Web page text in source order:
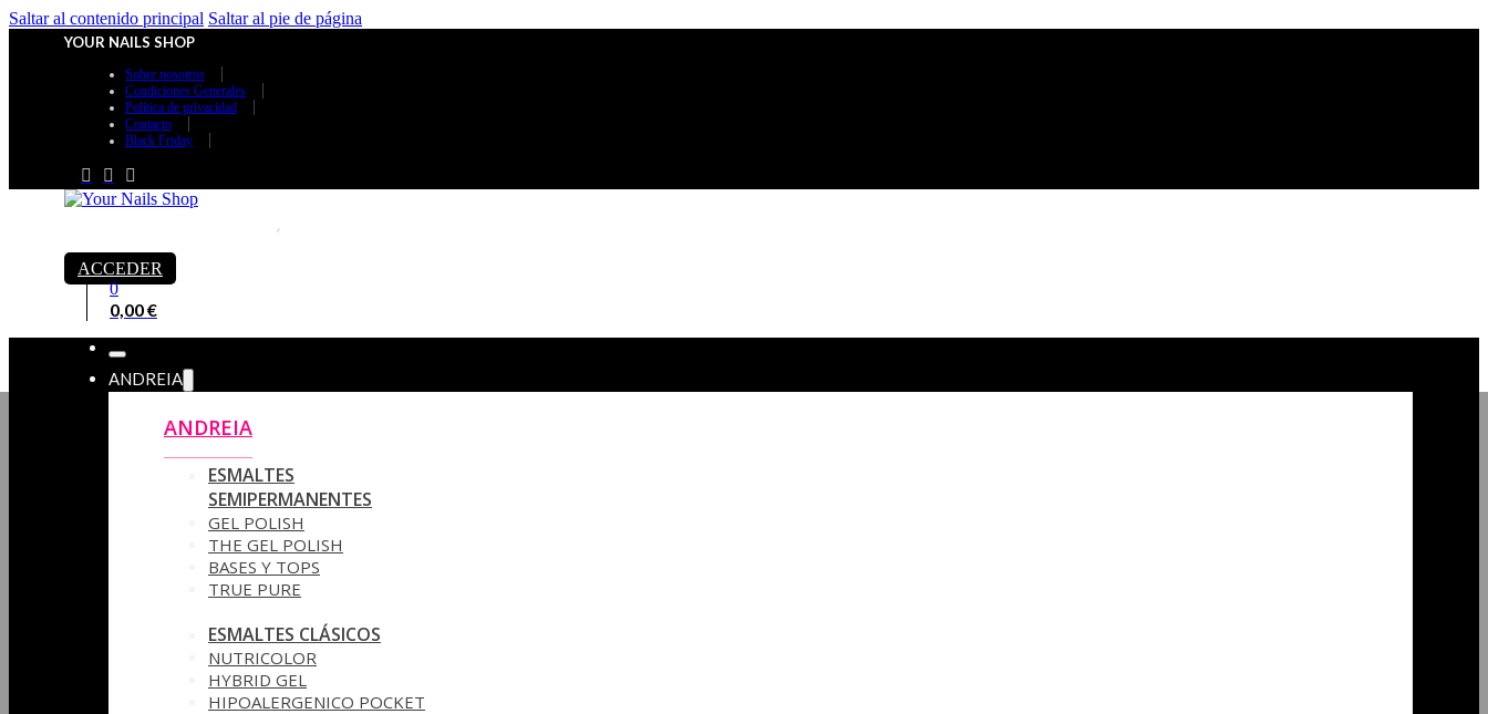
Saltar al contenido principal Saltar al pie de página
YOUR NAILS SHOP
Sobre nosotros
Condiciones Generales
Política de privacidad
Contacto
Black Friday
ACCEDER
0
0,00€
ANDREIA
ANDREIA
ESMALTES
SEMIPERMANENTES
GEL POLISH
THE GEL POLISH
BASES Y‎ TOPS
TRUE PURE
ESMALTES CLÁSICOS
NUTRICOLOR
HYBRID GEL
HIPOALERGENICO POCKET